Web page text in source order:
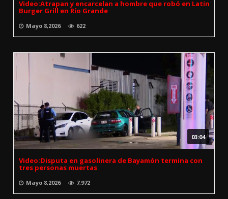
Video:Atrapan y encarcelan a hombre que robó en Latin
Burger Grill en Río Grande
Mayo 8,2026 622
03:04
Video:Disputa en gasolinera de Bayamón termina con
tres personas muertas
Mayo 8,2026 7,972